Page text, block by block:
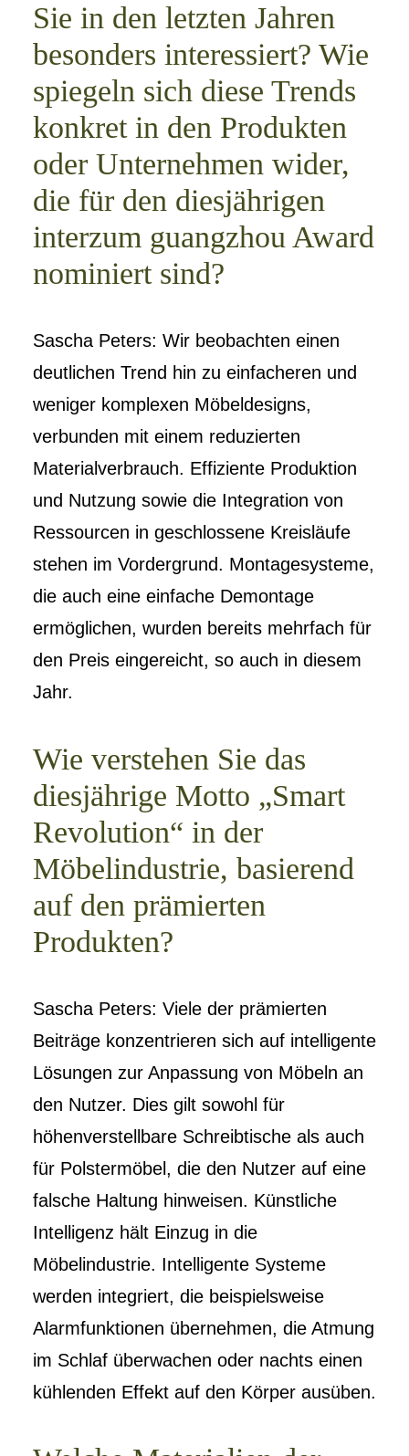
Sie in den letzten Jahren
besonders interessiert? Wie
spiegeln sich diese Trends
konkret in den Produkten
oder Unternehmen wider,
die für den diesjährigen
interzum guangzhou Award
nominiert sind?
Sascha Peters: Wir beobachten einen
deutlichen Trend hin zu einfacheren und
weniger komplexen Möbeldesigns,
verbunden mit einem reduzierten
Materialverbrauch. Effiziente Produktion
und Nutzung sowie die Integration von
Ressourcen in geschlossene Kreisläufe
stehen im Vordergrund. Montagesysteme,
die auch eine einfache Demontage
ermöglichen, wurden bereits mehrfach für
den Preis eingereicht, so auch in diesem
Jahr.
Wie verstehen Sie das
diesjährige Motto „Smart
Revolution“ in der
Möbelindustrie, basierend
auf den prämierten
Produkten?
Sascha Peters: Viele der prämierten
Beiträge konzentrieren sich auf intelligente
Lösungen zur Anpassung von Möbeln an
den Nutzer. Dies gilt sowohl für
höhenverstellbare Schreibtische als auch
für Polstermöbel, die den Nutzer auf eine
falsche Haltung hinweisen. Künstliche
Intelligenz hält Einzug in die
Möbelindustrie. Intelligente Systeme
werden integriert, die beispielsweise
Alarmfunktionen übernehmen, die Atmung
im Schlaf überwachen oder nachts einen
kühlenden Effekt auf den Körper ausüben.